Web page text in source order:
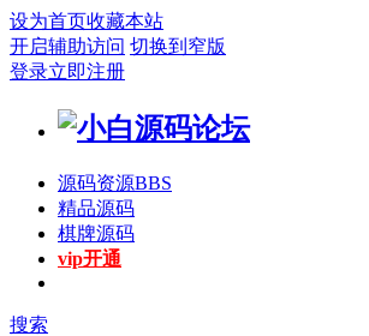
设为首页收藏本站
开启辅助访问 切换到窄版
登录立即注册
源码资源BBS
精品源码
棋牌源码
vip开通
搜索